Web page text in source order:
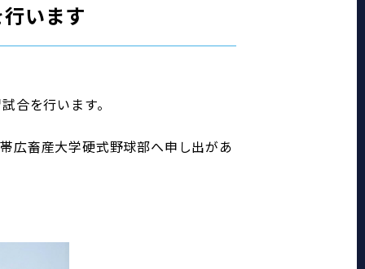
います
合を行います。
広畜産大学硬式野球部へ申し出があ